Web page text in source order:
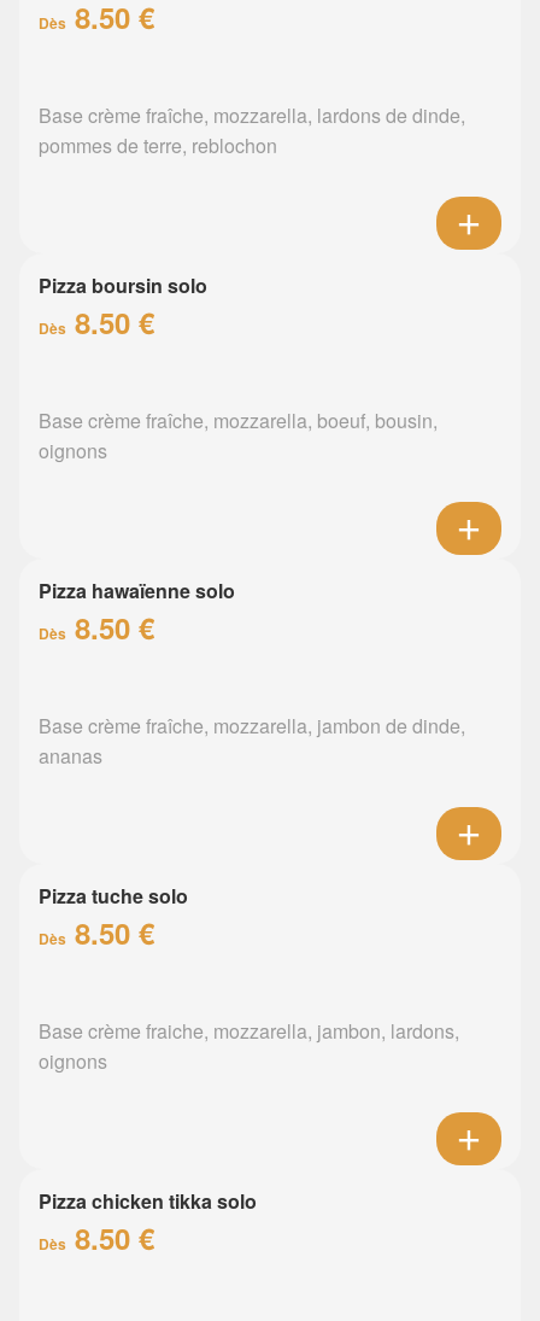
Dès 8.50 €
Base crème fraîche, mozzarella, lardons de dinde,
pommes de terre, reblochon
Pizza boursin solo
Dès 8.50 €
Base crème fraîche, mozzarella, boeuf, bousin,
oignons
Pizza hawaïenne solo
Dès 8.50 €
Base crème fraîche, mozzarella, jambon de dinde,
ananas
Pizza tuche solo
Dès 8.50 €
Base crème fraiche, mozzarella, jambon, lardons,
oignons
Pizza chicken tikka solo
Dès 8.50 €